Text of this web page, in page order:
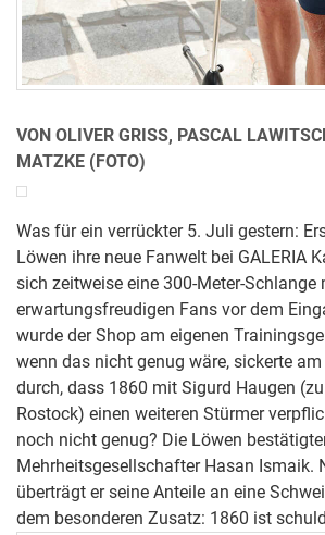
VON OLIVER GRISS, PASCAL
MATZKE (FOTO)
Was für ein verrückter 5. Juli gestern:
Löwen ihre neue Fanwelt bei GALERIA
sich zeitweise eine 300-Meter-Schlange
erwartungsfreudigen Fans vor dem
wurde der Shop am eigenen
wenn das nicht genug wäre, sickerte
durch, dass 1860 mit Sigurd Haugen
Rostock) einen weiteren Stürmer
noch nicht genug? Die Löwen
Mehrheitsgesellschafter Hasan Ismaik.
überträgt er seine Anteile an eine
dem besonderen Zusatz: 1860 ist